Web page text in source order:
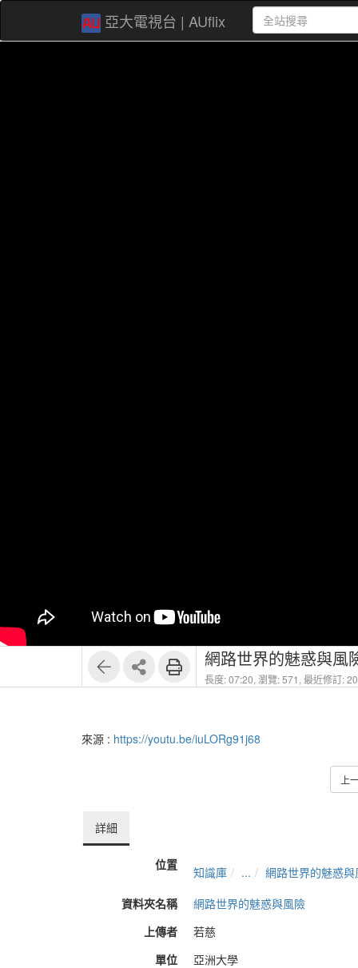
亞大電視台 | AUflix
網路世界的魅惑與風
長度: 07:20, 瀏覽: 571, 最近修訂:
來源 : https://youtu.be/iuLORg91j68
上
詳細
位置 知識庫 ...
網路世界的魅惑與
資料夾名稱
網路世界的魅惑與風險
上傳者
若慈
單位
亞洲大學